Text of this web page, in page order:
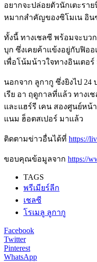
อยากจะปล่อยตัวนักเตะรา
หมากสำคัญของซิโมเน อิ
ทั้งนี้ ทางเชลซี พร้อมจะบว
บุก ซึ่งเคยค้าแข้งอยู่กับฟิออ
เพื่อโน้มน้าวใจทางอินเตอ
นอกจาก ลูกากู ซึ่งยิงไป 24
เรีย อา ฤดูกาลที่แล้ว ทางเ
และแฮร์รี เคน สองศูนย์หน้
แนม ฮ็อตสเปอร์ มาแล้ว
ติดตามข่าวอื่นได้ที่ https://
ขอบคุณข้อมูลจาก https://
TAGS
พรีเมียร์ลีก
เชลซี
โรเมลู ลูกากู
Facebook
Twitter
Pinterest
WhatsApp